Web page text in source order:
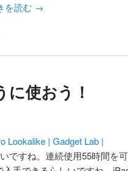
を読む →
使おう！
Lookalike | Gadget Lab |
ですね。連続使用55時間を